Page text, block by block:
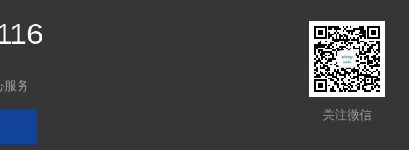
服务
关注微信